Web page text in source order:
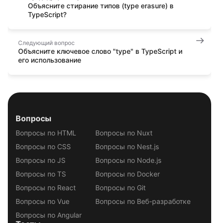
Объясните стирание типов (type erasure) в
TypeScript?
Следующий вопрос
Объясните ключевое слово "type" в TypeScript и
его использование
Вопросы
Вопросы по HTML
Вопросы по CSS
Вопросы по JS
Вопросы по TS
Вопросы по React
Вопросы по Vue
Вопросы по Angular
Вопросы по Nuxt
Вопросы по Nest.js
Вопросы по Node.js
Вопросы по Docker
Вопросы по Git
Вопросы по Веб-разработке